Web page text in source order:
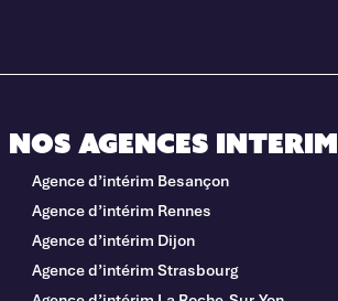
Nos agences interim
Agence d’intérim Besançon
Agence d’intérim Rennes
Agence d’intérim Dijon
Agence d’intérim Strasbourg